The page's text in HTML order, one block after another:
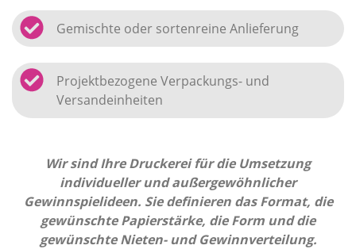
Gemischte oder sortenreine Anlieferung
Projektbezogene Verpackungs- und
Versandeinheiten
Wir sind Ihre Druckerei für die Umsetzung
individueller und außergewöhnlicher
Gewinnspielideen. Sie definieren das Format, die
gewünschte Papierstärke, die Form und die
gewünschte Nieten- und Gewinnverteilung.